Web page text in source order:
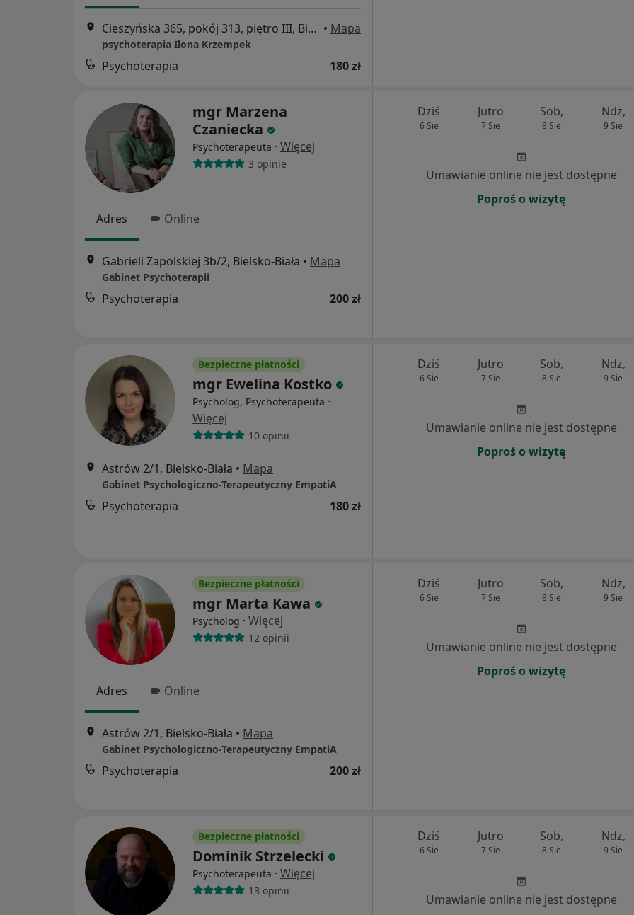
Cieszyńska 365, pokój 313, piętro III, Bielsko-Biała • Mapa
psychoterapia Ilona Krzempek
Psychoterapia 180 zł
mgr Marzena
Czaniecka
Psychoterapeuta · Więcej
3 opinie
Adres Online
Gabrieli Zapolskiej 3b/2, Bielsko-Biała • Mapa
Gabinet Psychoterapii
Psychoterapia 200 zł
Dziś
6 Sie
Jutro
7 Sie
Sob,
8 Sie
Ndz,
9 Sie
Umawianie online nie jest dostępne
Poproś o wizytę
Bezpieczne płatności
mgr Ewelina Kostko
Psycholog, Psychoterapeuta ·
Więcej
10 opinii
Astrów 2/1, Bielsko-Biała • Mapa
Gabinet Psychologiczno-Terapeutyczny EmpatiA
Psychoterapia 180 zł
Dziś
6 Sie
Jutro
7 Sie
Sob,
8 Sie
Ndz,
9 Sie
Umawianie online nie jest dostępne
Poproś o wizytę
Bezpieczne płatności
mgr Marta Kawa
Psycholog · Więcej
12 opinii
Adres Online
Astrów 2/1, Bielsko-Biała • Mapa
Gabinet Psychologiczno-Terapeutyczny EmpatiA
Psychoterapia 200 zł
Dziś
6 Sie
Jutro
7 Sie
Sob,
8 Sie
Ndz,
9 Sie
Umawianie online nie jest dostępne
Poproś o wizytę
Bezpieczne płatności
Dominik Strzelecki
Psychoterapeuta · Więcej
13 opinii
Dziś
6 Sie
Jutro
7 Sie
Sob,
8 Sie
Ndz,
9 Sie
Umawianie online nie jest dostępne